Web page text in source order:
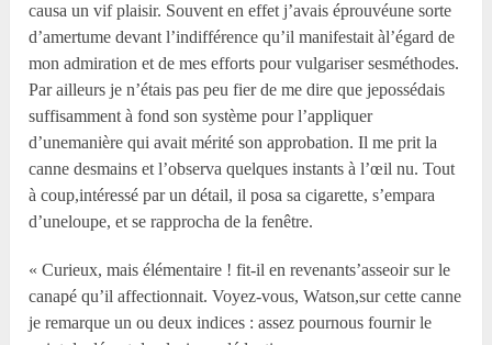
causa un vif plaisir. Souvent en effet j’avais éprouvéune sorte
d’amertume devant l’indifférence qu’il manifestait àl’égard de
mon admiration et de mes efforts pour vulgariser sesméthodes.
Par ailleurs je n’étais pas peu fier de me dire que jepossédais
suffisamment à fond son système pour l’appliquer
d’unemanière qui avait mérité son approbation. Il me prit la
canne desmains et l’observa quelques instants à l’œil nu. Tout
à coup,intéressé par un détail, il posa sa cigarette, s’empara
d’uneloupe, et se rapprocha de la fenêtre.
« Curieux, mais élémentaire ! fit-il en revenants’asseoir sur le
canapé qu’il affectionnait. Voyez-vous, Watson,sur cette canne
je remarque un ou deux indices : assez pournous fournir le